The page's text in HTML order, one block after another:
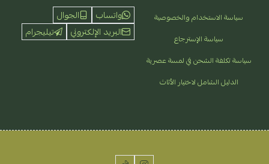
سياسة الاستخدام والخصوصية
سياسة الإسترجاع
سياسة تكلفة الشحن في لمسة عصرية
الدليل الشامل لاختيار الأثاث
واتساب
الجوال
البريد الإلكتروني
تيليجرام